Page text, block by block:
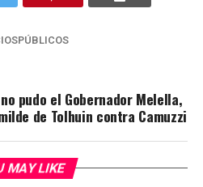
pudo el Gobernador Melella,
de Tolhuin contra Camuzzi
MAY LIKE